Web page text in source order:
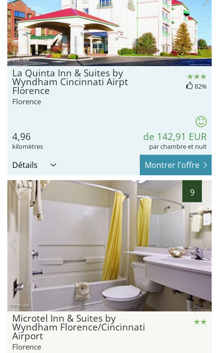
hotel.de
La Quinta Inn & Suites by
Wyndham Cincinnati Airpt
Florence
Florence
82%
4,96
kilomètres
de 142,91 EUR
par chambre et nuit
Détails Montrer l'offre
9
hotel.de
Microtel Inn & Suites by
Wyndham Florence/Cincinnati
Airport
Florence